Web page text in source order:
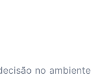
no ambiente